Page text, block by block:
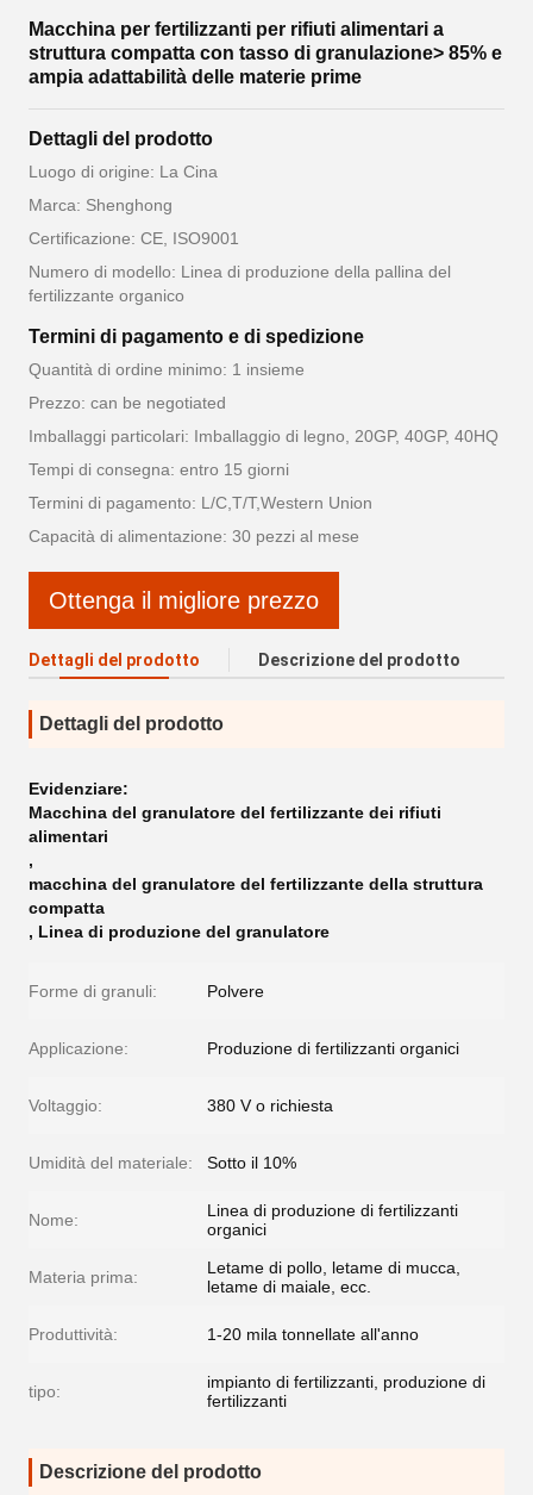
Macchina per fertilizzanti per rifiuti alimentari a
struttura compatta con tasso di granulazione> 85% e
ampia adattabilità delle materie prime
Dettagli del prodotto
Luogo di origine: La Cina
Marca: Shenghong
Certificazione: CE, ISO9001
Numero di modello: Linea di produzione della pallina del
fertilizzante organico
Termini di pagamento e di spedizione
Quantità di ordine minimo: 1 insieme
Prezzo: can be negotiated
Imballaggi particolari: Imballaggio di legno, 20GP, 40GP, 40HQ
Tempi di consegna: entro 15 giorni
Termini di pagamento: L/C,T/T,Western Union
Capacità di alimentazione: 30 pezzi al mese
Ottenga il migliore prezzo
Dettagli del prodotto Descrizione del prodotto
Dettagli del prodotto
Evidenziare:
Macchina del granulatore del fertilizzante dei rifiuti
alimentari
,
macchina del granulatore del fertilizzante della struttura
compatta
, Linea di produzione del granulatore
Forme di granuli: Polvere
Applicazione: Produzione di fertilizzanti organici
Voltaggio: 380 V o richiesta
Umidità del materiale: Sotto il 10%
Nome:
Linea di produzione di fertilizzanti
organici
Materia prima:
Letame di pollo, letame di mucca,
letame di maiale, ecc.
Produttività: 1-20 mila tonnellate all'anno
tipo:
impianto di fertilizzanti, produzione di
fertilizzanti
Descrizione del prodotto